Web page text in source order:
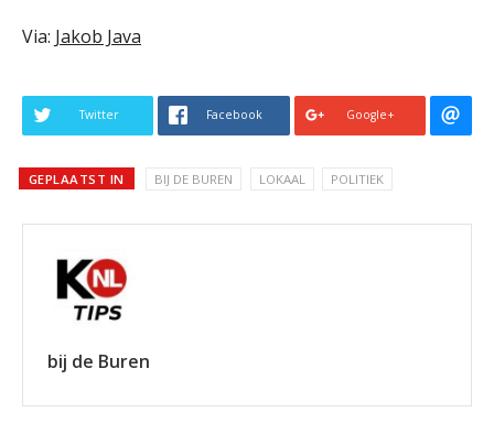
Via: Jakob Java
Twitter Facebook Google+
GEPLAATST IN BIJ DE BUREN LOKAAL POLITIEK
bij de Buren